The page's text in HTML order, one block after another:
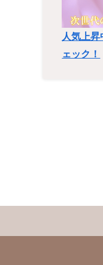
人気上
ェック！